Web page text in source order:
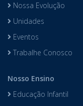
Nossa Evolução
Unidades
Eventos
Trabalhe Conosco
Nosso Ensino
Educação Infantil